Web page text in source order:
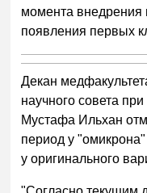
момента внедрения
появления первых
Декан
научного совета
Мустафа Ильхан
период у
у оригинального